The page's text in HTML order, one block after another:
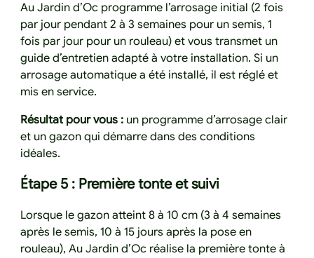
Au Jardin d’Oc programme l’arrosage initial (2 fois
par jour pendant 2 à 3 semaines pour un semis, 1
fois par jour pour un rouleau) et vous transmet un
guide d’entretien adapté à votre installation. Si un
arrosage automatique a été installé, il est réglé et
mis en service.
Résultat pour vous : un programme d’arrosage clair
et un gazon qui démarre dans des conditions
idéales.
Étape 5 : Première tonte et suivi
Lorsque le gazon atteint 8 à 10 cm (3 à 4 semaines
après le semis, 10 à 15 jours après la pose en
rouleau), Au Jardin d’Oc réalise la première tonte à